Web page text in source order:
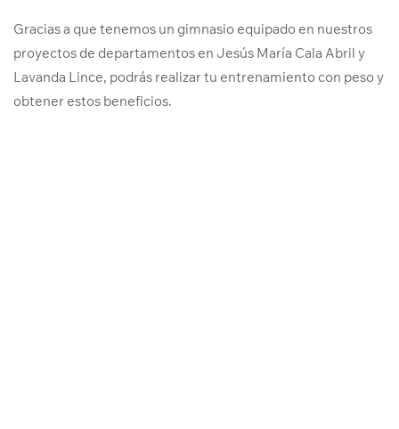
Gracias a que tenemos un gimnasio equipado en nuestros
proyectos de departamentos en Jesús María Cala Abril y
Lavanda Lince, podrás realizar tu entrenamiento con peso y
obtener estos beneficios.